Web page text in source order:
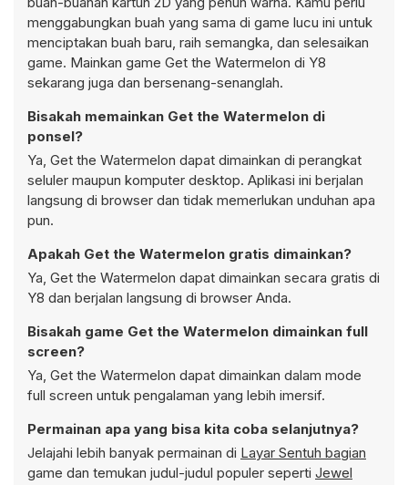
menggabungkan buah yang sama di game lucu ini untuk
menciptakan buah baru, raih semangka, dan selesaikan
game. Mainkan game Get the Watermelon di Y8
sekarang juga dan bersenang-senanglah.
Bisakah memainkan Get the Watermelon di
ponsel?
Ya, Get the Watermelon dapat dimainkan di perangkat
seluler maupun komputer desktop. Aplikasi ini berjalan
langsung di browser dan tidak memerlukan unduhan apa
pun.
Apakah Get the Watermelon gratis dimainkan?
Ya, Get the Watermelon dapat dimainkan secara gratis di
Y8 dan berjalan langsung di browser Anda.
Bisakah game Get the Watermelon dimainkan full
screen?
Ya, Get the Watermelon dapat dimainkan dalam mode
full screen untuk pengalaman yang lebih imersif.
Permainan apa yang bisa kita coba selanjutnya?
Jelajahi lebih banyak permainan di Layar Sentuh bagian
game dan temukan judul-judul populer seperti Jewel